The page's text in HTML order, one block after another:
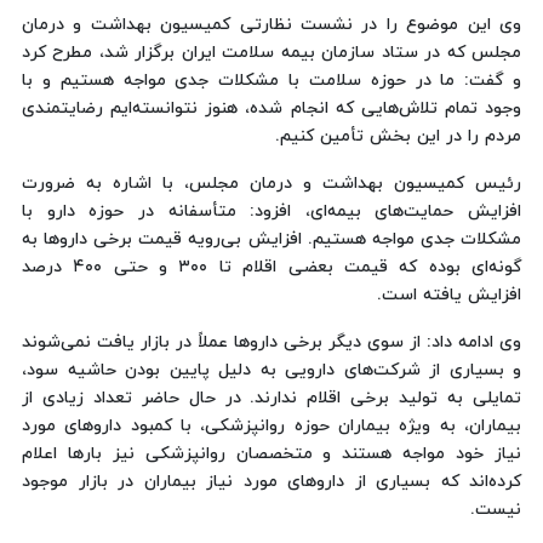
وی این موضوع را در نشست نظارتی کمیسیون بهداشت و درمان
مجلس که در ستاد سازمان بیمه سلامت ایران برگزار شد، مطرح کرد
و گفت: ما در حوزه سلامت با مشکلات جدی مواجه هستیم و با
وجود تمام تلاش‌هایی که انجام شده، هنوز نتوانسته‌ایم رضایتمندی
مردم را در این بخش تأمین کنیم.
رئیس کمیسیون بهداشت و درمان مجلس، با اشاره به ضرورت
افزایش حمایت‌های بیمه‌ای، افزود: متأسفانه در حوزه دارو با
مشکلات جدی مواجه هستیم. افزایش بی‌رویه قیمت برخی داروها به
گونه‌ای بوده که قیمت بعضی اقلام تا ۳۰۰ و حتی ۴۰۰ درصد
افزایش یافته است.
وی ادامه داد: از سوی دیگر برخی داروها عملاً در بازار یافت نمی‌شوند
و بسیاری از شرکت‌های دارویی به دلیل پایین بودن حاشیه سود،
تمایلی به تولید برخی اقلام ندارند. در حال حاضر تعداد زیادی از
بیماران، به‌ ویژه بیماران حوزه روانپزشکی، با کمبود داروهای مورد
نیاز خود مواجه هستند و متخصصان روانپزشکی نیز بارها اعلام
کرده‌اند که بسیاری از داروهای مورد نیاز بیماران در بازار موجود
نیست.